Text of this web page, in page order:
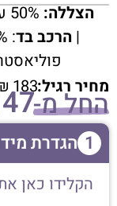
הצללה:
|הרכב בד
מחיר רגיל:183החל מ-
1 הגדרת
הקלידו כאן